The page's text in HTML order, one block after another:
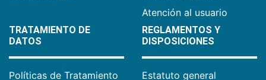
Atención al usuario
TRATAMIENTO DE
DATOS
Políticas de Tratamiento
REGLAMENTOS Y
DISPOSICIONES
Estatuto general